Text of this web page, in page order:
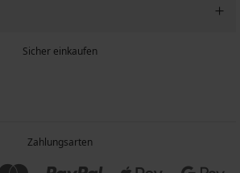
Sicher einkaufen
Zahlungsarten